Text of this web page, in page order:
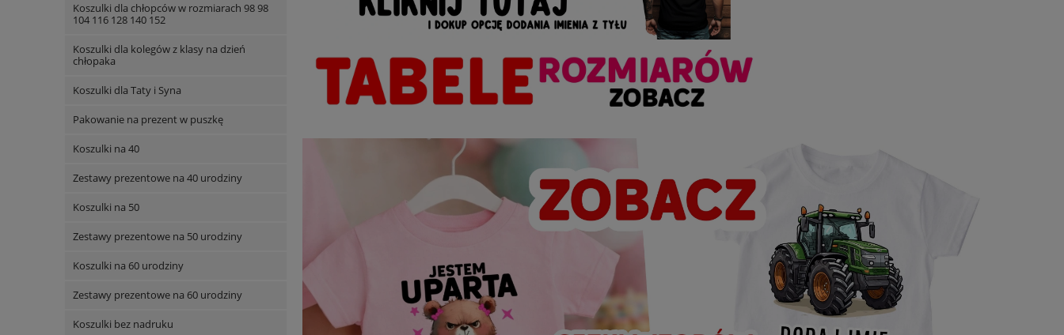
Koszulki dla chłopców w rozmiarach 98 98
104 116 128 140 152
Koszulki dla kolegów z klasy na dzień
chłopaka
Koszulki dla Taty i Syna
Pakowanie na prezent w puszkę
Koszulki na 40
Zestawy prezentowe na 40 urodziny
Koszulki na 50
Zestawy prezentowe na 50 urodziny
Koszulki na 60 urodziny
Zestawy prezentowe na 60 urodziny
Koszulki bez nadruku